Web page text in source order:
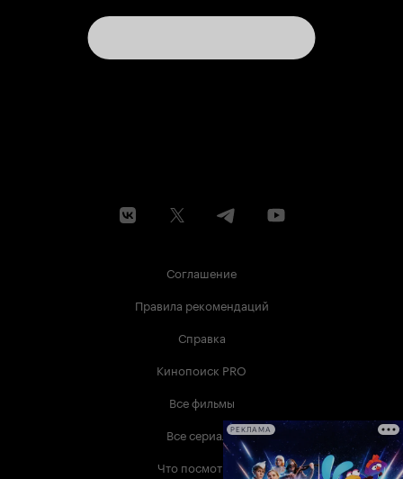
Соглашение
Правила рекомендаций
Справка
Кинопоиск PRO
Все фильмы
Все сериалы
Что посмотреть
РЕКЛАМА